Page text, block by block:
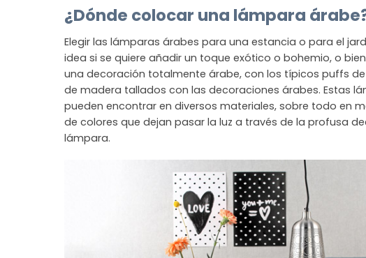
¿Dónde colocar una lámpara
Elegir las lámparas árabes para una estancia o para el
idea si se quiere añadir un toque exótico o bohemio, o
una decoración totalmente árabe, con los típicos puffs
de madera tallados con las decoraciones árabes. Estas
pueden encontrar en diversos materiales, sobre todo en
de colores que dejan pasar la luz a través de la profusa
lámpara.